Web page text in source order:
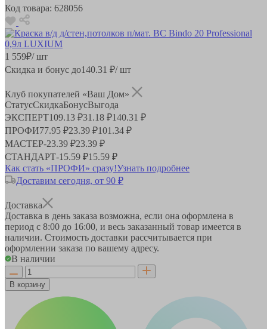
Код товара: 628056
1 559₽/ шт
Скидка и бонус до140.31 ₽/ шт
Клуб покупателей «Ваш Дом»
СтатусСкидкаБонусВыгода
ЭКСПЕРТ109.13 ₽31.18 ₽140.31 ₽
ПРОФИ77.95 ₽23.39 ₽101.34 ₽
МАСТЕР-23.39 ₽23.39 ₽
СТАНДАРТ-15.59 ₽15.59 ₽
Как стать «ПРОФИ» сразу!Узнать подробнее
Доставим сегодня, от 90 ₽
Доставка
Доставка в день заказа возможна, если она оформлена в
период с 8:00 до 16:00, и весь заказанный товар имеется в
наличии. Стоимость доставки рассчитывается при
оформлении заказа по вашему адресу.
В наличии
В корзину